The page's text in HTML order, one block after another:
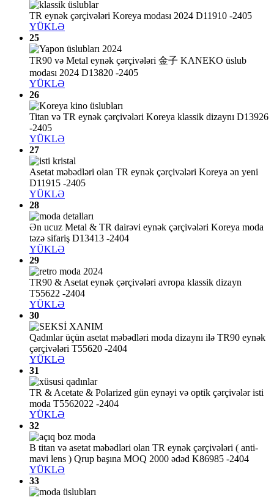
TR eynək çərçivələri Koreya modası 2024 D11910 -2405
YÜKLƏ
25
TR90 və Metal eynək çərçivələri 金子 KANEKO üslub
modası 2024 D13820 -2405
YÜKLƏ
26
Titan və TR eynək çərçivələri Koreya klassik dizaynı D13926
-2405
YÜKLƏ
27
Asetat məbədləri olan TR eynək çərçivələri Koreya ən yeni
D11915 -2405
YÜKLƏ
28
Ən ucuz Metal & TR dairəvi eynək çərçivələri Koreya moda
təzə sifariş D13413 -2404
YÜKLƏ
29
TR90 & Asetat eynək çərçivələri avropa klassik dizayn
T55622 -2404
YÜKLƏ
30
Qadınlar üçün asetat məbədləri moda dizaynı ilə TR90 eynək
çərçivələri T55620 -2404
YÜKLƏ
31
TR & Acetate & Polarized gün eynəyi və optik çərçivələr isti
moda T5562022 -2404
YÜKLƏ
32
B titan və asetat məbədləri olan TR eynək çərçivələri ( anti-
mavi lens ) Qrup başına MOQ 2000 ədəd K86985 -2404
YÜKLƏ
33